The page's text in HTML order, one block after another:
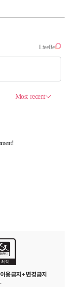
용금지+변경금지